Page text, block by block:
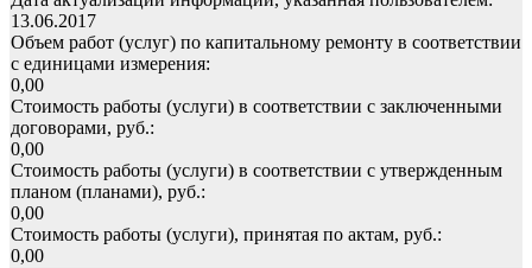
13.06.2017
Объем работ (услуг) по капитальному ремонту в соответствии
с единицами измерения:
0,00
Стоимость работы (услуги) в соответствии с заключенными
договорами, руб.:
0,00
Стоимость работы (услуги) в соответствии с утвержденным
планом (планами), руб.:
0,00
Стоимость работы (услуги), принятая по актам, руб.:
0,00